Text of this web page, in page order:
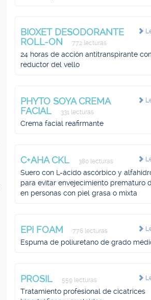
BIOXET DESODORANTE
ROLL-ON
772 lecturas
24 horas de acción antitranspirante
reductor del vello
PHYTO SOYA CREMA
FACIAL
331 lecturas
Crema facial reafirmante
C+AHA CKL 380 lecturas
Suero con L-ácido ascórbico y
para evitar envejecimiento prematuro
en personas con piel grasa o mixta
EPI FOAM 776 lecturas
Espuma de poliuretano de grado
PROSIL 559 lecturas
Tratamiento profesional de cicatrices